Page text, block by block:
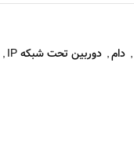
, دام, دوربین تحت شبکه IP ,